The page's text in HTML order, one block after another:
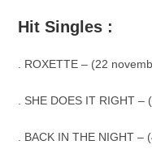
Hit Singles :
ROXETTE – (22
. SHE DOES IT RIGHT
. BACK IN THE NIGHT –